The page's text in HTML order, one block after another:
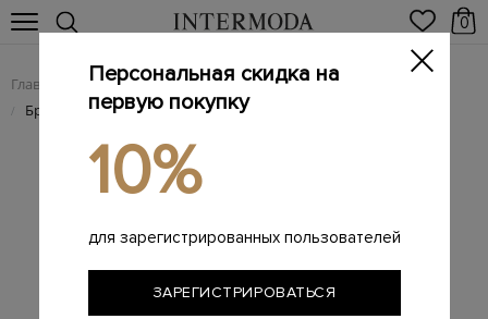
0
Главная Женщинам / Женская одежда / Женские брюки
/ Брюки из жатого хлопка с эластичным поясом и отворотами
Персональная скидка на
первую покупку
10%
для зарегистрированных пользователей
ЗАРЕГИСТРИРОВАТЬСЯ